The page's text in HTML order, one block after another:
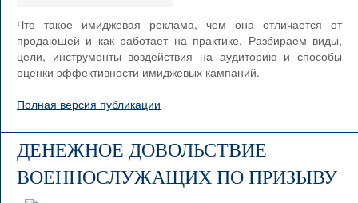
Что такое имиджевая реклама, чем она отличается от
продающей и как работает на практике. Разбираем виды,
цели, инструменты воздействия на аудиторию и способы
оценки эффективности имиджевых кампаний.
Полная версия публикации
ДЕНЕЖНОЕ ДОВОЛЬСТВИЕ
ВОЕННОСЛУЖАЩИХ ПО ПРИЗЫВУ